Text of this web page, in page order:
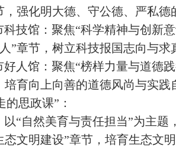
，强化明大德、守公德、严私德
科技馆：聚焦“科学精神与创新
”章节，树立科技报国志向与求
好人馆：聚焦“榜样力量与道德
培育向上向善的道德风尚与实践
的思政课”：
以“自然美育与责任担当”为主
态文明建设”章节，培育生态文